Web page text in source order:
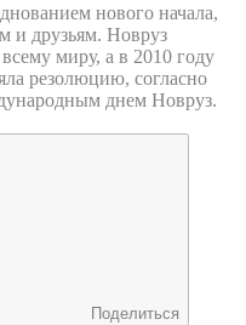
нового начала,
и друзьям. Новруз
миру, а в 2010 году
резолюцию, согласно
днем Новруз.
Поделиться